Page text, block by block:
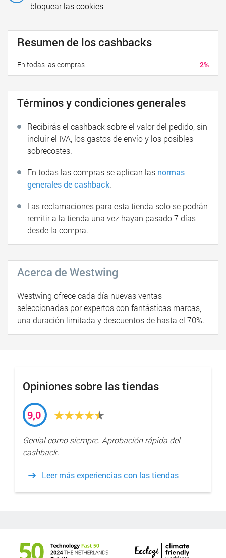
bloquear las cookies
Resumen de los cashbacks
2%
En todas las compras
Términos y condiciones generales
Recibirás el cashback sobre el valor del pedido, sin
incluir el IVA, los gastos de envío y los posibles
sobrecostes.
En todas las compras se aplican las normas
generales de cashback.
Las reclamaciones para esta tienda solo se podrán
remitir a la tienda una vez hayan pasado 7 días
desde la compra.
Acerca de Westwing
Westwing ofrece cada día nuevas ventas
seleccionadas por expertos con fantásticas marcas,
una duración limitada y descuentos de hasta el 70%.
Opiniones sobre las tiendas
9,0
Genial como siempre. Aprobación rápida del
cashback.
Leer más experiencias con las tiendas